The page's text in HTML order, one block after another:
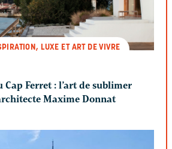
LUXE ET ART DE VIVRE
Ferret : l’art de sublimer
Maxime Donnat